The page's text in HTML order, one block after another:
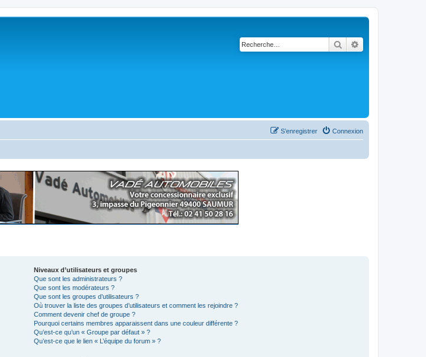
Rechercher
Connexion
S’enregistrer
Niveaux d’utilisateurs et groupes
Que sont les administrateurs ?
Que sont les modérateurs ?
Que sont les groupes d’utilisateurs ?
Où trouver la liste des groupes d’utilisateurs et comment les rejoindre ?
Comment devenir chef de groupe ?
Pourquoi certains membres apparaissent dans une couleur différente ?
Qu’est-ce qu’un « Groupe par défaut » ?
Qu’est-ce que le lien « L’équipe du forum » ?